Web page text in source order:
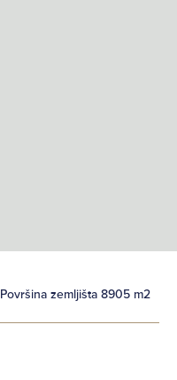
Površina zemljišta 8905 m2